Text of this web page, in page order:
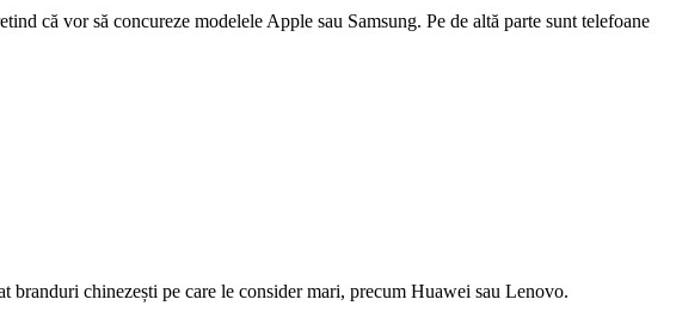
că vor să concureze modelele Apple sau Samsung. Pe de altă parte sunt telefoane
chinezești pe care le consider mari, precum Huawei sau Lenovo.